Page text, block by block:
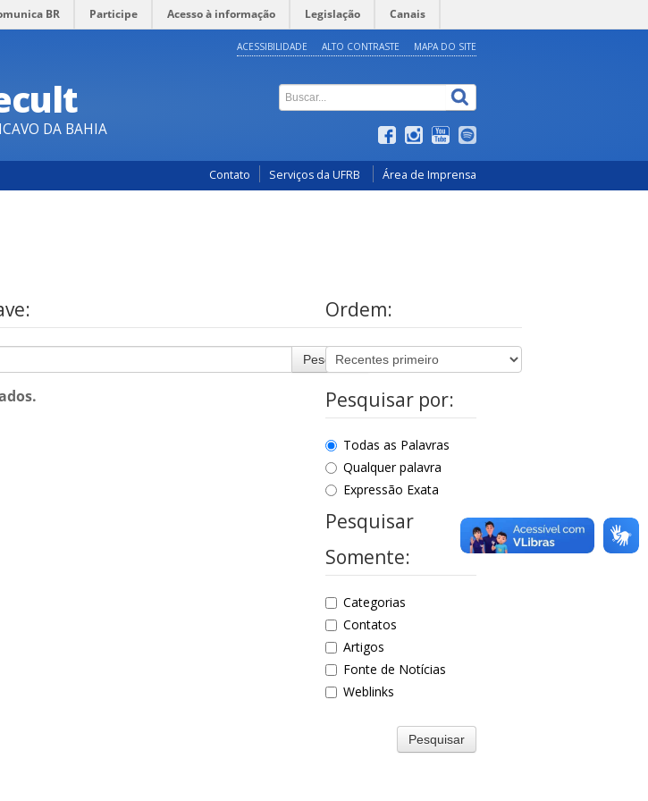
BR Participe Acesso à informação Legislação Canais
ACESSIBILIDADE ALTO CONTRASTE MAPA DO SITE
DA BAHIA
Contato Serviços da UFRB Área de Imprensa
Pesquisar
Ordem:
Pesquisar por:
Todas as Palavras
Qualquer palavra
Expressão Exata
Pesquisar
Somente:
Categorias
Contatos
Artigos
Fonte de Notícias
Weblinks
Pesquisar